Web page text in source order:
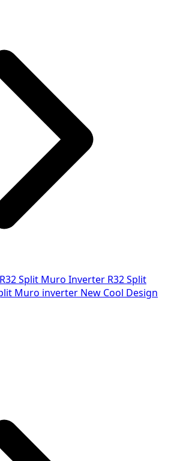
Split Muro Inverter R32Split
Muro inverter New Cool Design